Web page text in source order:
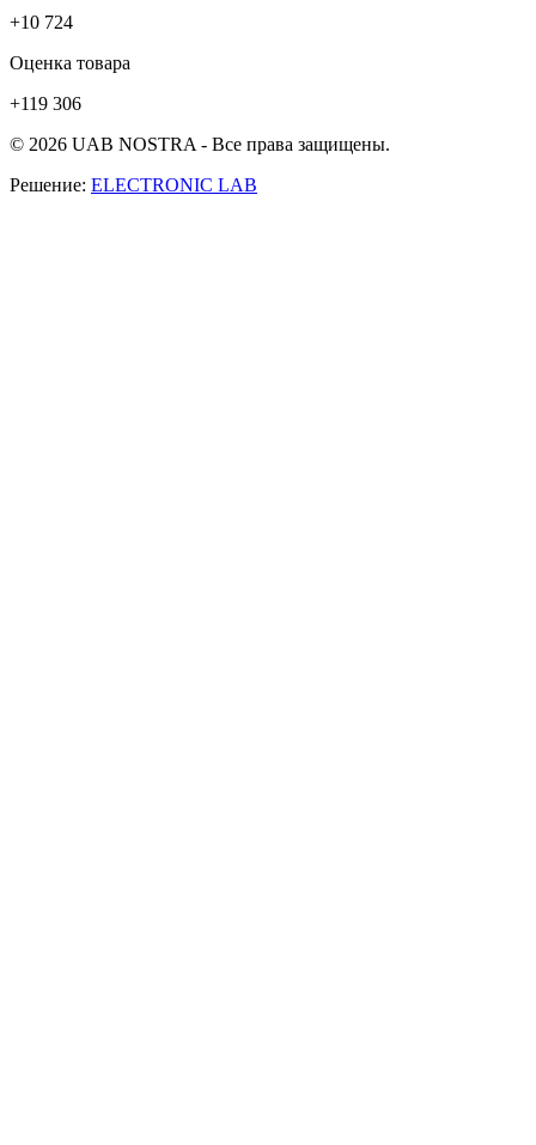
+10 724
Оценка товара
+119 306
© 2026 UAB NOSTRA - Все права защищены.
Решение: ELECTRONIC LAB